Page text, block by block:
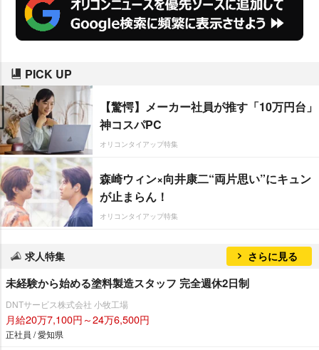
PICK UP
【驚愕】メーカー社員が推す「10万円台」
神コスパPC
オリコンタイアップ特集
森崎ウィン×向井康二“両片思い”にキュン
が止まらん！
オリコンタイアップ特集
求人特集 さらに見る
未経験から始める塗料製造スタッフ 完全週休2日制
DNTサービス株式会社 小牧工場
月給20万7,100円～24万6,500円
正社員 / 愛知県